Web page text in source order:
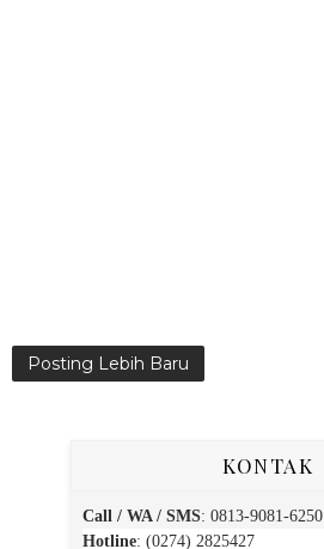
Posting Lebih Baru
KONTAK
Call / WA / SMS: 0813-9081-6250
Hotline: (0274) 2825427